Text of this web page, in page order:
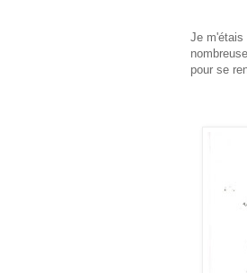
Je m'étais
pour se